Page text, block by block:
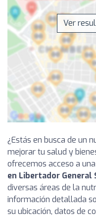
Ver
¿Estás en busca de un
mejorar tu salud y
ofrecemos acceso a
en Libertador General
diversas áreas de la
información detallada
su ubicación, datos de